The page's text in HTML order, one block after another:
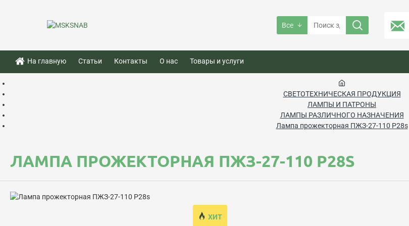
Все
На главную Статьи Контакты О нас Товары и услуги
СВЕТОТЕХНИЧЕСКАЯ ПРОДУКЦИЯ
ЛАМПЫ И ПАТРОНЫ
ЛАМПЫ РАЗЛИЧНОГО НАЗНАЧЕНИЯ
Лампа прожекторная ПЖЗ-27-110 P28s
ЛАМПА ПРОЖЕКТОРНАЯ ПЖЗ-27-110 P28S
ХИТ